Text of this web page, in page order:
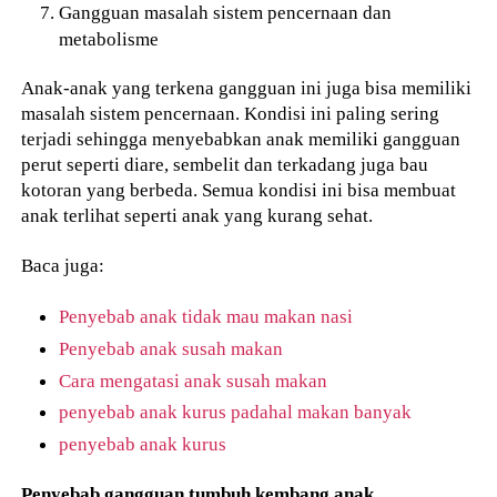
Gangguan masalah sistem pencernaan dan
metabolisme
Anak-anak yang terkena gangguan ini juga bisa memiliki
masalah sistem pencernaan. Kondisi ini paling sering
terjadi sehingga menyebabkan anak memiliki gangguan
perut seperti diare, sembelit dan terkadang juga bau
kotoran yang berbeda. Semua kondisi ini bisa membuat
anak terlihat seperti anak yang kurang sehat.
Baca juga:
Penyebab anak tidak mau makan nasi
Penyebab anak susah makan
Cara mengatasi anak susah makan
penyebab anak kurus padahal makan banyak
penyebab anak kurus